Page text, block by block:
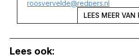
roosvervelde@redpers.nl
LEES MEER VAN
Lees ook: